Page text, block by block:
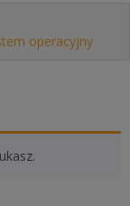
operacyjny